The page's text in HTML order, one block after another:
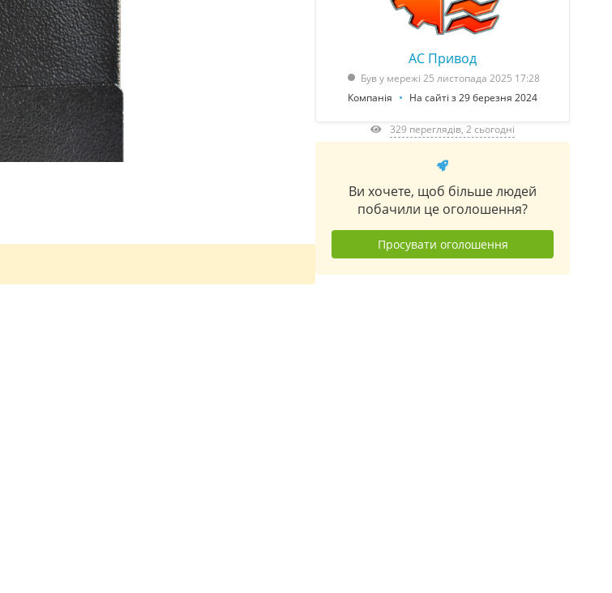
АС Привод
Був у мережі 25 листопада 2025 17:28
Компанія
На сайті з 29 березня 2024
329 переглядів, 2 сьогодні
Ви хочете, щоб більше людей
побачили це оголошення?
Просувати оголошення